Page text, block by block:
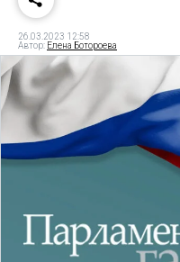
26.03.2023 12:58
Автор: Елена Ботороева